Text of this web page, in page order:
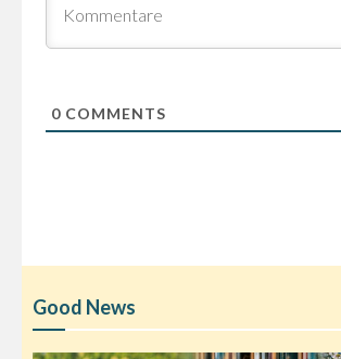
0COMMENTS
Good News